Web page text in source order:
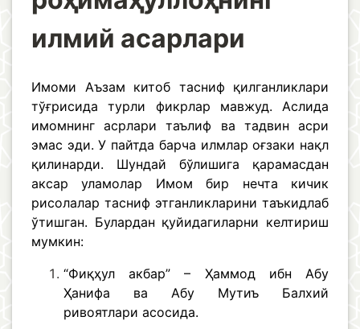
илмий асарлари
Имоми Аъзам китоб тасниф қилганликлари
тўғрисида турли фикрлар мавжуд. Аслида
имомнинг асрлари таълиф ва тадвин асри
эмас эди. У пайтда барча илмлар оғзаки нақл
қилинарди. Шундай бўлишига қарамасдан
аксар уламолар Имом бир нечта кичик
рисолалар тасниф этганликларини таъкидлаб
ўтишган. Булардан қуйидагиларни келтириш
мумкин:
“Фиқҳул акбар” – Ҳаммод ибн Абу
Ҳанифа ва Абу Мутиъ Балхий
ривоятлари асосида.